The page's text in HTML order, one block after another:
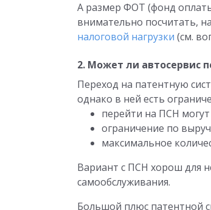
А размер ФОТ (фонд
внимательно посчитать,
налоговой нагрузки (см.
2. Может ли автосервис
Переход на патентную
однако в ней есть
перейти на ПСН
ограничение по
максимальное
Вариант с ПСН хорош для
самообслуживания.
Большой плюс патентной